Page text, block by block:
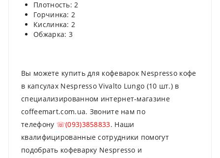
Плотность: 2
Горчинка: 2
Кислинка: 2
Обжарка: 3
Вы можете купить для кофеварок Nespresso кофе
в капсулах Nespresso Vivalto Lungo (10 шт.) в
специализированном интернет-магазине
coffeemart.com.ua. Звоните нам по
телефону ☏(093)3858833. Наши
квалифицированные сотрудники помогут
подобрать кофеварку Nespresso и